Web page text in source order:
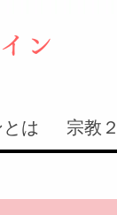
ン
は 宗教